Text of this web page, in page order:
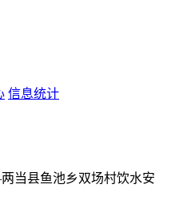
信息统计
当县鱼池乡双场村饮水安